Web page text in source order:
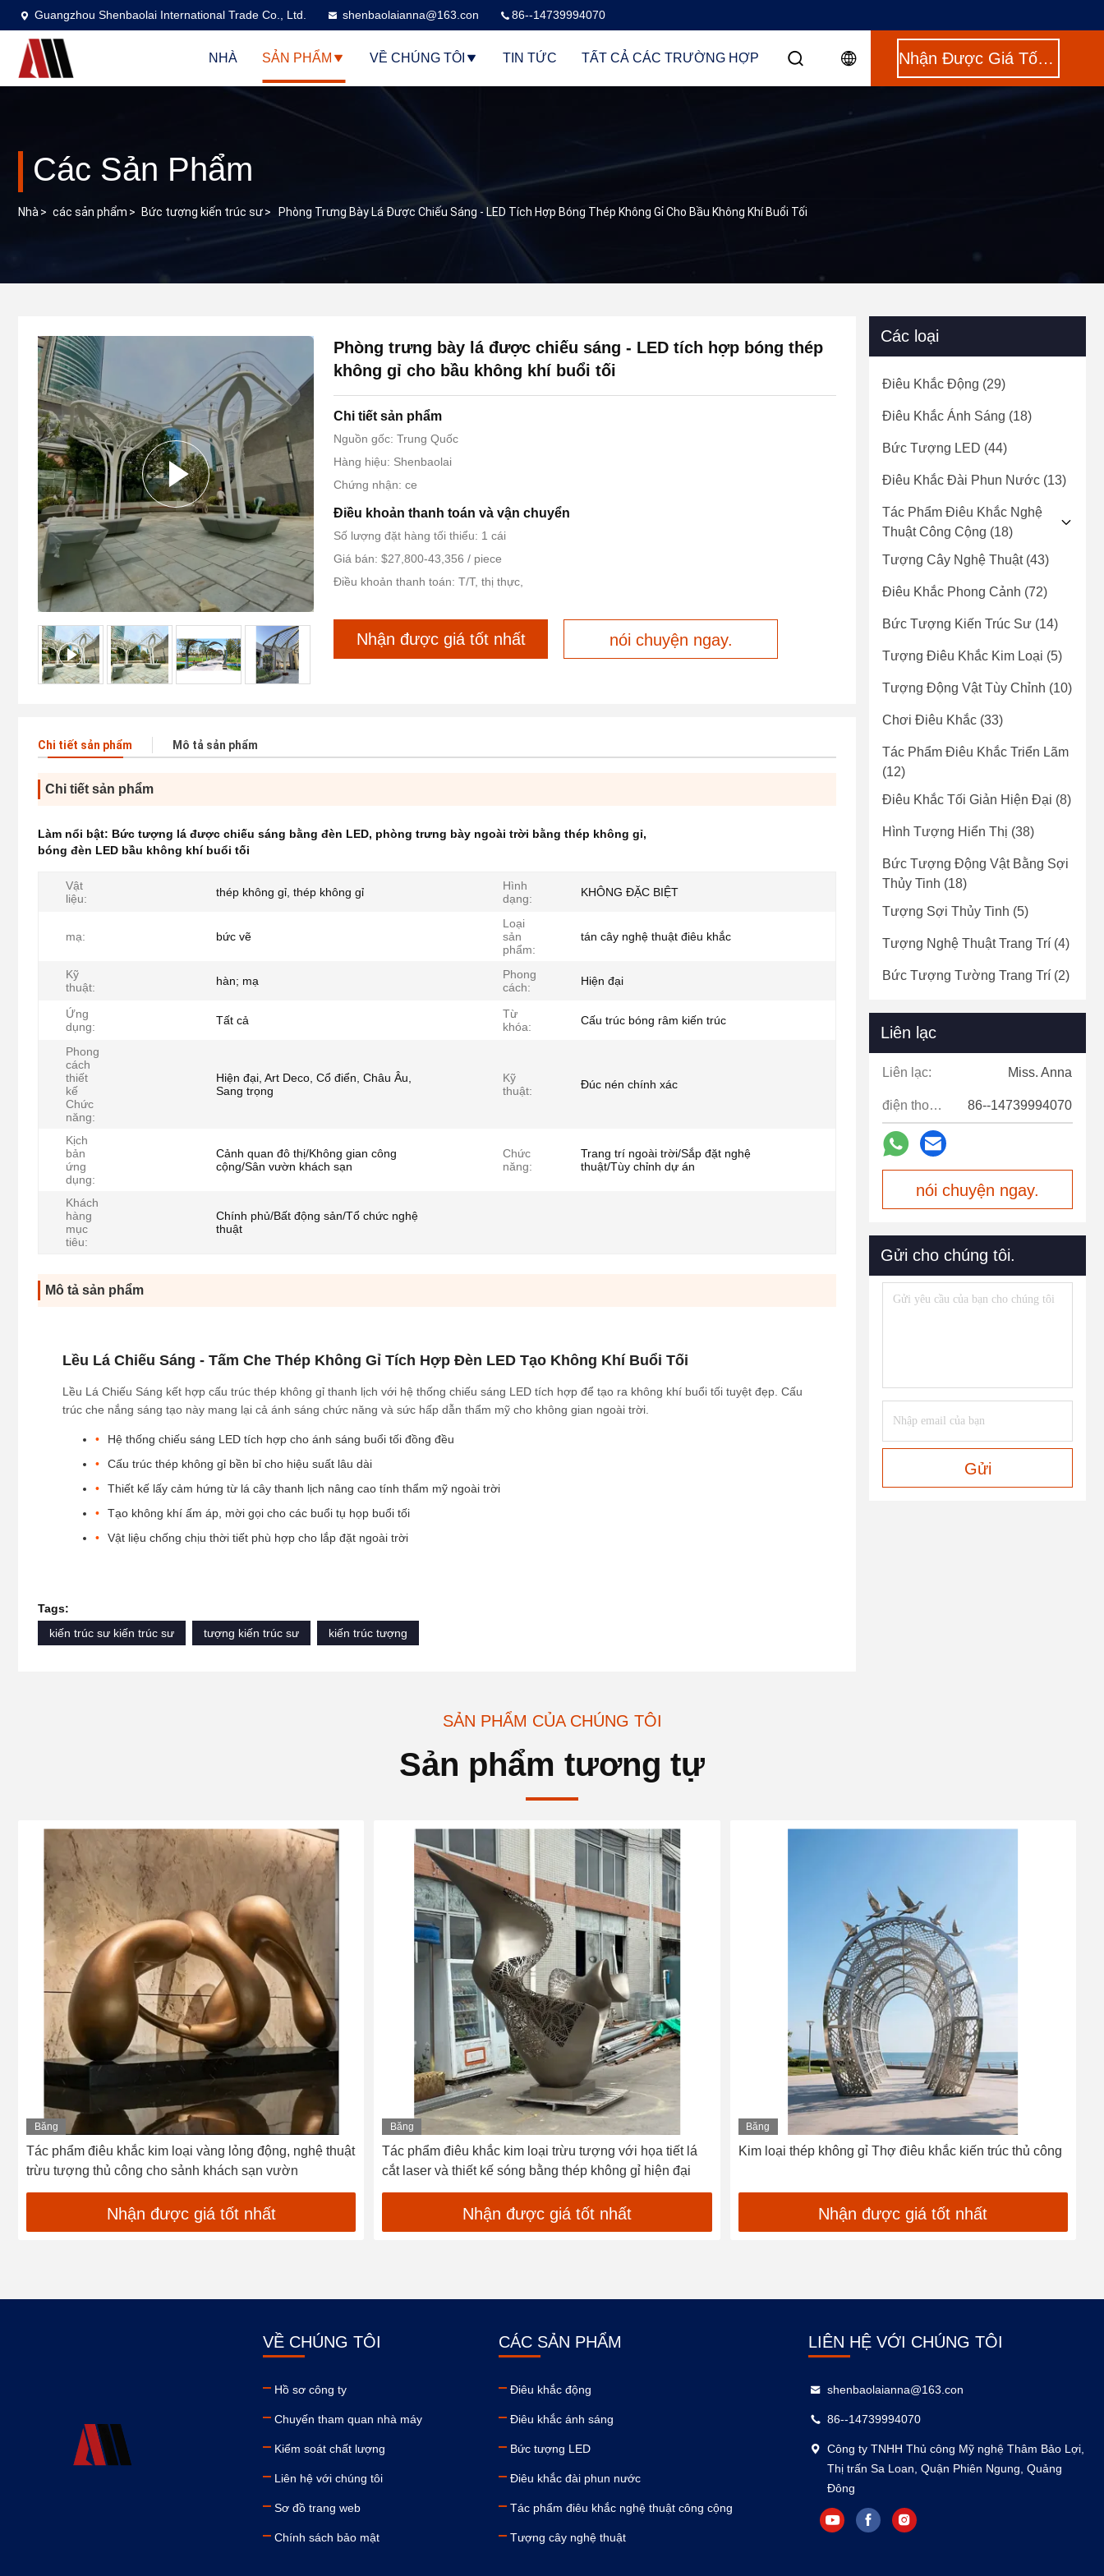
Guangzhou Shenbaolai International Trade Co., Ltd. shenbaolaianna@163.con 86--14739994070
NHÀ SẢN PHẨM VỀ CHÚNG TÔI TIN TỨC TẤT CẢ CÁC TRƯỜNG HỢP Nhận Được Giá Tốt Nhất
Các Sản Phẩm
Nhà> các sản phẩm > Bức tượng kiến trúc sư> Phòng Trưng Bày Lá Được Chiếu Sáng - LED Tích Hợp Bóng Thép Không Gỉ Cho Bầu Không Khí Buổi Tối
Phòng trưng bày lá được chiếu sáng - LED tích hợp bóng thép
không gỉ cho bầu không khí buổi tối
Chi tiết sản phẩm
Nguồn gốc: Trung Quốc
Hàng hiệu: Shenbaolai
Chứng nhận: ce
Điều khoản thanh toán và vận chuyển
Số lượng đặt hàng tối thiểu: 1 cái
Giá bán: $27,800-43,356 / piece
Điều khoản thanh toán: T/T, thị thực,
Nhận được giá tốt nhất nói chuyện ngay.
Chi tiết sản phẩm Mô tả sản phẩm
Chi tiết sản phẩm
Làm nổi bật: Bức tượng lá được chiếu sáng bằng đèn LED, phòng trưng bày ngoài trời bằng thép không gỉ,
bóng đèn LED bầu không khí buổi tối
Vật
liệu:
thép không gỉ, thép không gỉ
Hình
dạng:
KHÔNG ĐẶC BIỆT
mạ: bức vẽ
Loại
sản
phẩm:
tán cây nghệ thuật điêu khắc
Kỹ
thuật:
hàn; mạ
Phong
cách:
Hiện đại
Ứng
dụng:
Tất cả
Từ
khóa:
Cấu trúc bóng râm kiến ​​trúc
Phong
cách
thiết
kế
Chức
năng:
Hiện đại, Art Deco, Cổ điển, Châu Âu,
Sang trọng
Kỹ
thuật:
Đúc nén chính xác
Kịch
bản
ứng
dụng:
Cảnh quan đô thị/Không gian công
cộng/Sân vườn khách sạn
Chức
năng:
Trang trí ngoài trời/Sắp đặt nghệ
thuật/Tùy chỉnh dự án
Khách
hàng
mục
tiêu:
Chính phủ/Bất động sản/Tổ chức nghệ
thuật
Mô tả sản phẩm
Lều Lá Chiếu Sáng - Tấm Che Thép Không Gỉ Tích Hợp Đèn LED Tạo Không Khí Buổi Tối
Lều Lá Chiếu Sáng kết hợp cấu trúc thép không gỉ thanh lịch với hệ thống chiếu sáng LED tích hợp để tạo ra không khí buổi tối tuyệt đẹp. Cấu
trúc che nắng sáng tạo này mang lại cả ánh sáng chức năng và sức hấp dẫn thẩm mỹ cho không gian ngoài trời.
Hệ thống chiếu sáng LED tích hợp cho ánh sáng buổi tối đồng đều
Cấu trúc thép không gỉ bền bỉ cho hiệu suất lâu dài
Thiết kế lấy cảm hứng từ lá cây thanh lịch nâng cao tính thẩm mỹ ngoài trời
Tạo không khí ấm áp, mời gọi cho các buổi tụ họp buổi tối
Vật liệu chống chịu thời tiết phù hợp cho lắp đặt ngoài trời
Tags:
kiến trúc sư kiến trúc sư
tượng kiến trúc sư kiến trúc tượng
Các loại
Điêu Khắc Động (29)
Điêu Khắc Ánh Sáng (18)
Bức Tượng LED (44)
Điêu Khắc Đài Phun Nước (13)
Tác Phẩm Điêu Khắc Nghệ
Thuật Công Cộng (18)
Tượng Cây Nghệ Thuật(43)
Điêu Khắc Phong Cảnh (72)
Bức Tượng Kiến Trúc Sư (14)
Tượng Điêu Khắc Kim Loại (5)
Tượng Động Vật Tùy Chỉnh (10)
Chơi Điêu Khắc (33)
Tác Phẩm Điêu Khắc Triển Lãm
(12)
Điêu Khắc Tối Giản Hiện Đại (8)
Hình Tượng Hiển Thị (38)
Bức Tượng Động Vật Bằng Sợi
Thủy Tinh (18)
Tượng Sợi Thủy Tinh (5)
Tượng Nghệ Thuật Trang Trí (4)
Bức Tượng Tường Trang Trí (2)
Liên lạc
Liên lạc: Miss. Anna
điện thoại: 86--14739994070
nói chuyện ngay.
Gửi cho chúng tôi.
Gửi
SẢN PHẨM CỦA CHÚNG TÔI
Sản phẩm tương tự
Băng
hình
Tác phẩm điêu khắc kim loại vàng lỏng động, nghệ thuật
trừu tượng thủ công cho sảnh khách sạn vườn
Nhận được giá tốt nhất
Băng
hình
Tác phẩm điêu khắc kim loại trừu tượng với họa tiết lá
cắt laser và thiết kế sóng bằng thép không gỉ hiện đại
Nhận được giá tốt nhất
Băng
hình
Kim loại thép không gỉ Thợ điêu khắc kiến trúc thủ công
Nhận được giá tốt nhất
VỀ CHÚNG TÔI
Hồ sơ công ty
Chuyến tham quan nhà máy
Kiểm soát chất lượng
Liên hệ với chúng tôi
Sơ đồ trang web
Chính sách bảo mật
CÁC SẢN PHẨM
Điêu khắc động
Điêu khắc ánh sáng
Bức tượng LED
Điêu khắc đài phun nước
Tác phẩm điêu khắc nghệ thuật công cộng
Tượng cây nghệ thuật
LIÊN HỆ VỚI CHÚNG TÔI
shenbaolaianna@163.con
86--14739994070
Công ty TNHH Thủ công Mỹ nghệ Thâm Bảo Lợi,
Thị trấn Sa Loan, Quận Phiên Ngung, Quảng
Đông